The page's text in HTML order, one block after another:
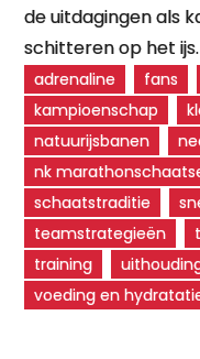
de uitdagingen als
schitteren op het ijs.
adrenaline fans
kampioenschap
natuurijsbanen
nk
schaatstraditie
teamstrategieën
training
voeding en